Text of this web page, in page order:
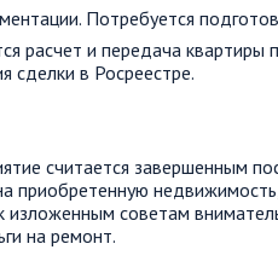
Потребуется
расчет и передача
сделки в Росреестре.
считается завершенным
приобретенную
изложенным советам
на ремонт.